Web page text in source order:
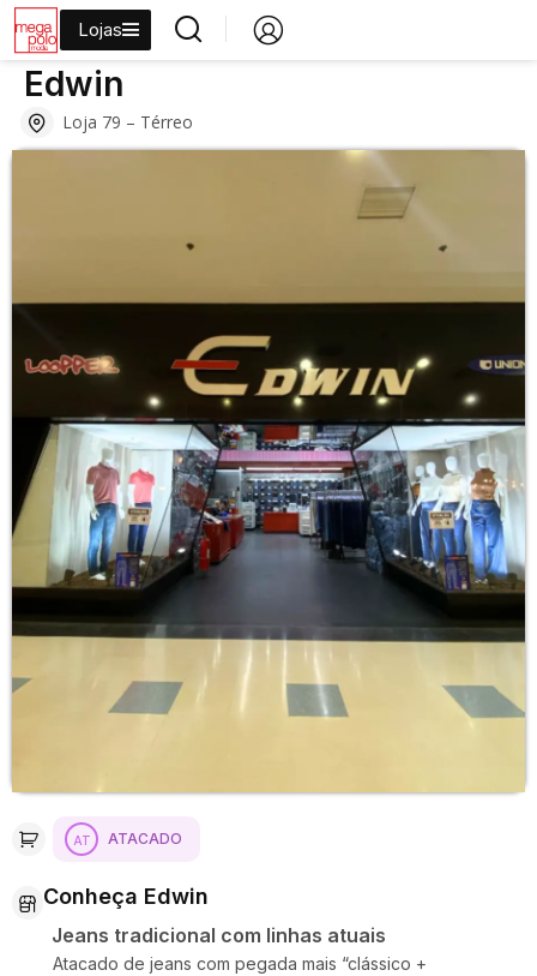
Lojas
Início Lojas›Moda Jeans Edwin
Edwin
Loja 79 – Térreo
ATACADO
Conheça Edwin
Jeans tradicional com linhas atuais
Atacado de jeans com pegada mais “clássico +